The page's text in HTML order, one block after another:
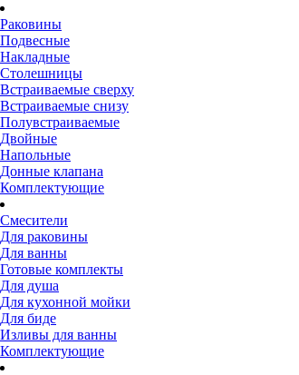
Раковины
Подвесные
Накладные
Столешницы
Встраиваемые сверху
Встраиваемые снизу
Полувстраиваемые
Двойные
Напольные
Донные клапана
Комплектующие
Смесители
Для раковины
Для ванны
Готовые комплекты
Для душа
Для кухонной мойки
Для биде
Изливы для ванны
Комплектующие